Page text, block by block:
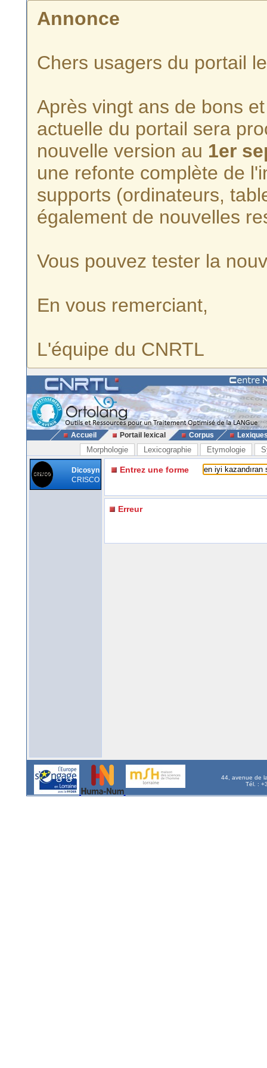
Annonce
Chers usagers du portail
Après vingt ans de bons
actuelle du portail sera
nouvelle version au 1er
une refonte complète de
supports (ordinateurs,
également de nouvelles
Vous pouvez tester la
En vous remerciant,
L'équipe du CNRTL
Accueil Portail lexical Corpus
Morphologie Lexicographie Etymologie
Dicosyn
CRISCO
Entrez une forme
Erreur
44, avenue de
Tél. :